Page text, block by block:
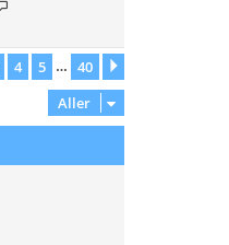
4 5 … 40
Aller